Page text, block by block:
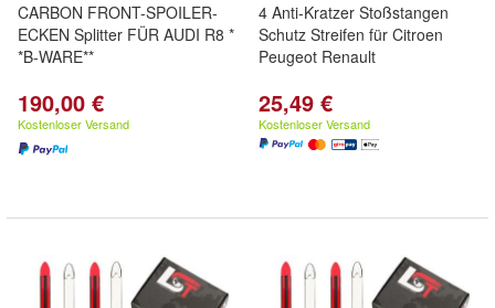
CARBON FRONT-SPOILER-
ECKEN Splitter FÜR AUDI R8 *
*B-WARE**
190,00 €
Kostenloser Versand
4 Anti-Kratzer Stoßstangen
Schutz Streifen für Citroen
Peugeot Renault
25,49 €
Kostenloser Versand